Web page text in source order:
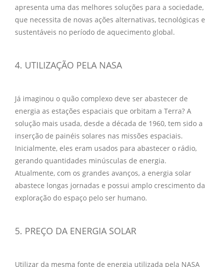
apresenta uma das melhores soluções para a sociedade,
que necessita de novas ações alternativas, tecnológicas e
sustentáveis no período de aquecimento global.
4. UTILIZAÇÃO PELA NASA
Já imaginou o quão complexo deve ser abastecer de
energia as estações espaciais que orbitam a Terra? A
solução mais usada, desde a década de 1960, tem sido a
inserção de painéis solares nas missões espaciais.
Inicialmente, eles eram usados para abastecer o rádio,
gerando quantidades minúsculas de energia.
Atualmente, com os grandes avanços, a energia solar
abastece longas jornadas e possui amplo crescimento da
exploração do espaço pelo ser humano.
5. PREÇO DA ENERGIA SOLAR
Utilizar da mesma fonte de energia utilizada pela NASA